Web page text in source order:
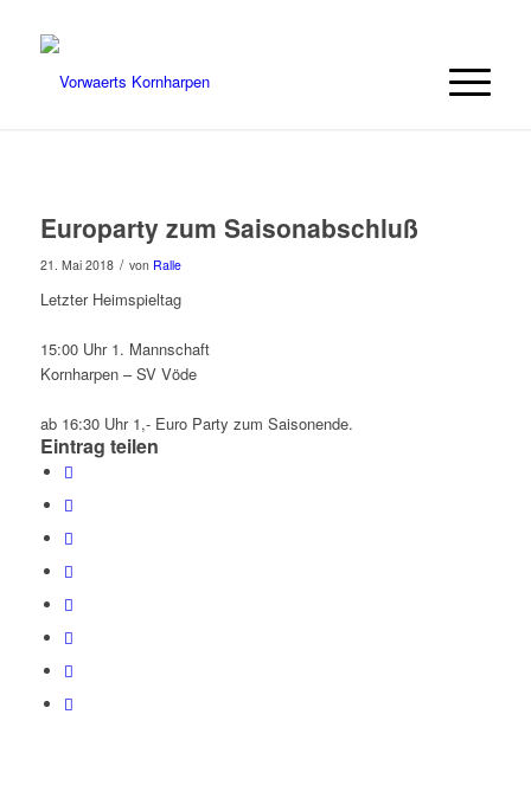
Europarty zum Saisonabschluß
21. Mai 2018 / von Ralle
Letzter Heimspieltag
15:00 Uhr 1. Mannschaft
Kornharpen – SV Vöde
ab 16:30 Uhr 1,- Euro Party zum Saisonende.
Eintrag teilen